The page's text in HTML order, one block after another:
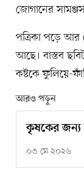
জোগানের
পত্রিকা পড়ে আর
আছে। বাস্তব
কষ্টকে ফুলিয়ে-
আরও পড়ুন
কৃষকের জন্য
০৩ মে ২০২৬